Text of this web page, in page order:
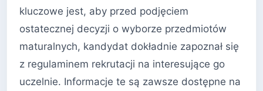
kluczowe jest, aby przed podjęciem
ostatecznej decyzji o wyborze przedmiotów
maturalnych, kandydat dokładnie zapoznał się
z regulaminem rekrutacji na interesujące go
uczelnie. Informacje te są zawsze dostępne na